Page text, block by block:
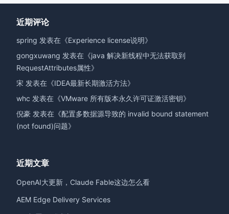
近期评论
spring 发表在《Experience license说明》
gongxuwang 发表在《java 解决新线程中无法获取到
RequestAttributes属性》
宋 发表在《IDEA最新长期激活方法》
whc 发表在《VMware 所有版本永久许可证激活密钥》
倪豪 发表在《配置多数据源导致的 invalid bound statement
(not found)问题》
近期文章
OpenAI大更新，Claude Fable这边怎么看
AEM Edge Delivery Services